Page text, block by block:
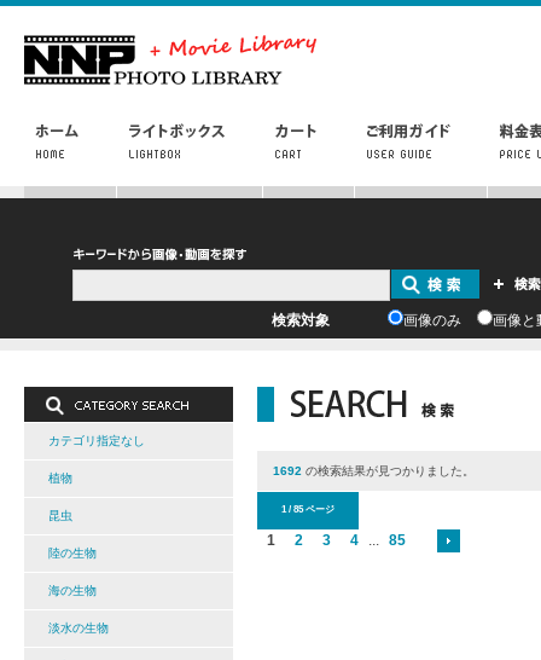
検索対象 画像のみ 画像と
カテゴリ指定なし
植物
昆虫
陸の生物
海の生物
淡水の生物
1692 の検索結果が見つかりました。
1 / 85 ページ
1 2 3 4 ... 85